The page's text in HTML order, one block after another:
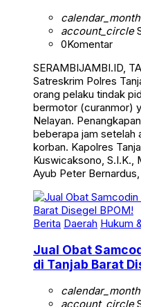
calendar_month
account_circle
0Komentar
SERAMBIJAMBI.ID,
Satreskrim Polres
orang pelaku tindak
bermotor (curanmor)
Nelayan.
beberapa jam setelah
korban. Kapolres
Kuswicaksono, S.I.K.,
Ayub Peter
Berita Daerah Hukum
Jual Obat
di Tanjab Barat
calendar_month
account_circle